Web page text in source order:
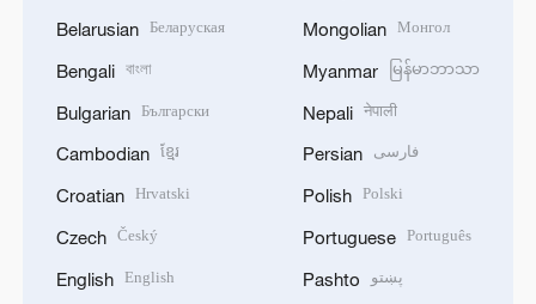
Belarusian Беларуская
Bengali বাংলা
Bulgarian Български
Cambodian ខ្មែរ
Croatian Hrvatski
Czech Český
English English
Mongolian Монгол
Myanmar မြန်မာဘာသာ
Nepali नेपाली
Persian فارسی
Polish Polski
Portuguese Português
Pashto پښتو